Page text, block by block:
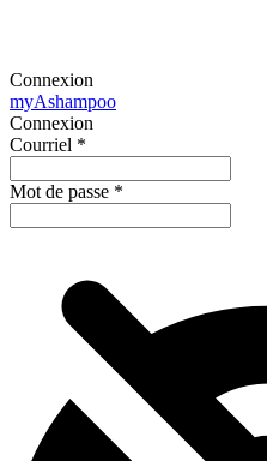
Connexion
myAshampoo
Connexion
Courriel *
Mot de passe *